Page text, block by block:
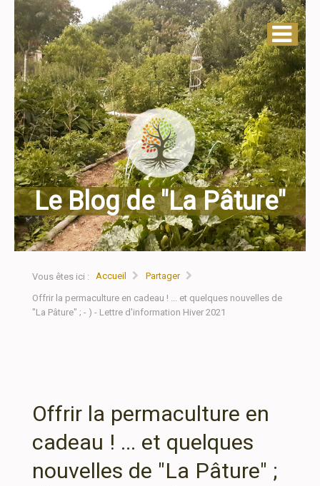
Le Blog de "La Pâture"
Vous êtes ici : Accueil Partager
Offrir la permaculture en cadeau ! ... et quelques nouvelles de
"La Pâture" ; - ) - Lettre d'information Hiver 2021
Offrir la permaculture en
cadeau ! ... et quelques
nouvelles de "La Pâture" ;